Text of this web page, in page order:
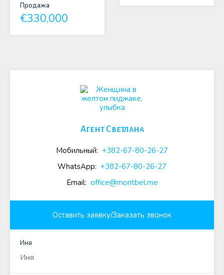
Продажа
€330,000
Агент Светлана
Мобильный: +382-67-80-26-27
WhatsApp: +382-67-80-26-27
Email: office@montbel.me
Оставить заявку/Заказать звонок
Имя